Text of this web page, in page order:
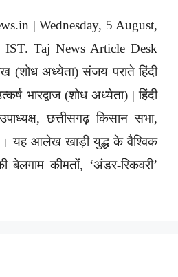
| Wednesday, 5 August,
Taj News Article Desk
(शोध अध्येता) संजय पराते हिंदी
भारद्वाज (शोध अध्येता) | हिंदी
छत्तीसगढ़ किसान सभा,
यह आलेख खाड़ी युद्ध के वैश्विक
कीमतों, ‘अंडर-रिकवरी’